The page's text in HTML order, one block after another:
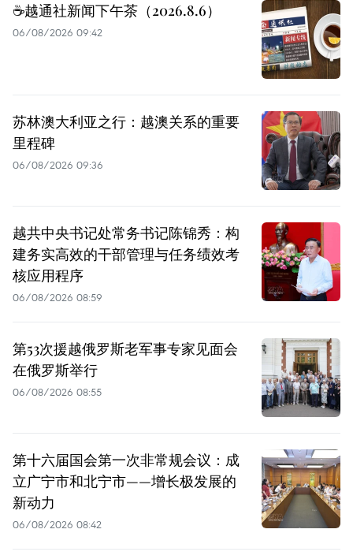
☕️越通社新闻下午茶（2026.8.6）
06/08/2026 09:42
苏林澳大利亚之行：越澳关系的重要
里程碑
06/08/2026 09:36
越共中央书记处常务书记陈锦秀：构
建务实高效的干部管理与任务绩效考
核应用程序
06/08/2026 08:59
第53次援越俄罗斯老军事专家见面会
在俄罗斯举行
06/08/2026 08:55
第十六届国会第一次非常规会议：成
立广宁市和北宁市——增长极发展的
新动力
06/08/2026 08:42